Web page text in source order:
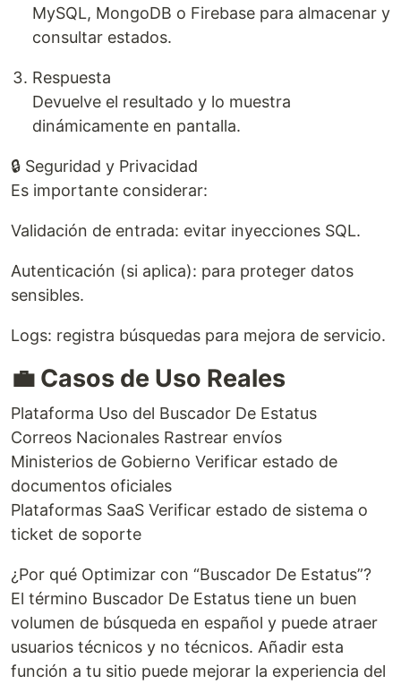
MySQL, MongoDB o Firebase para almacenar y
consultar estados.
Respuesta
Devuelve el resultado y lo muestra
dinámicamente en pantalla.
🔒 Seguridad y Privacidad
Es importante considerar:
Validación de entrada: evitar inyecciones SQL.
Autenticación (si aplica): para proteger datos
sensibles.
Logs: registra búsquedas para mejora de servicio.
💼 Casos de Uso Reales
Plataforma Uso del Buscador De Estatus
Correos Nacionales Rastrear envíos
Ministerios de Gobierno Verificar estado de
documentos oficiales
Plataformas SaaS Verificar estado de sistema o
ticket de soporte
¿Por qué Optimizar con “Buscador De Estatus”?
El término Buscador De Estatus tiene un buen
volumen de búsqueda en español y puede atraer
usuarios técnicos y no técnicos. Añadir esta
función a tu sitio puede mejorar la experiencia del